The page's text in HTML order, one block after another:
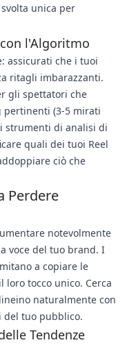
unica per
l'Algoritmo
assicurati che i tuoi
ritagli imbarazzanti.
gli spettatori che
pertinenti (3-5 mirati
strumenti di analisi di
quali dei tuoi Reel
ciò che
Perdere
notevolmente
voce del tuo brand. I
a copiare le
loro tocco unico. Cerca
naturalmente con
del tuo pubblico.
Tendenze